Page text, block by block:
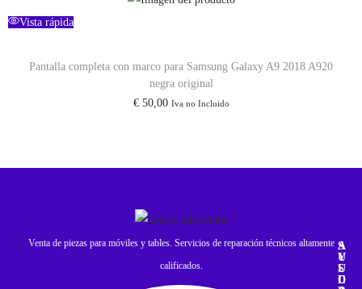
Vista rápida
Pantalla completa con marco para Samsung Galaxy A9 2018 A920
negra original
€50,00 Iva no Incluido
Venta de piezas para móviles y tables. Servicios de reparación técnicos altamente
calificados.
A
Y
U
D
S
U
S
C